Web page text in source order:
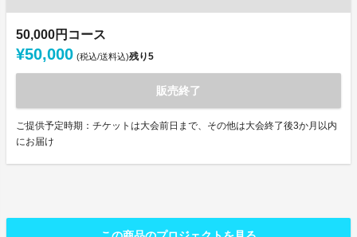
50,000円コース
¥50,000 (税込/送料込)残り5
販売終了
ご提供予定時期：チケットは大会前日まで、その他は大会終了後3か月以内
にお届け